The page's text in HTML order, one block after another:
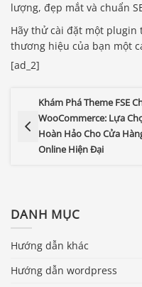
lượng, đẹp mắt và chuẩn
Hãy thử cài đặt một plugin
thương hiệu của bạn một
[ad_2]
Khám Phá Theme FSE
WooCommerce: Lựa
Hoàn Hảo Cho Cửa
Online Hiện Đại
DANH MỤC
Hướng dẫn khác
Hướng dẫn wordpress